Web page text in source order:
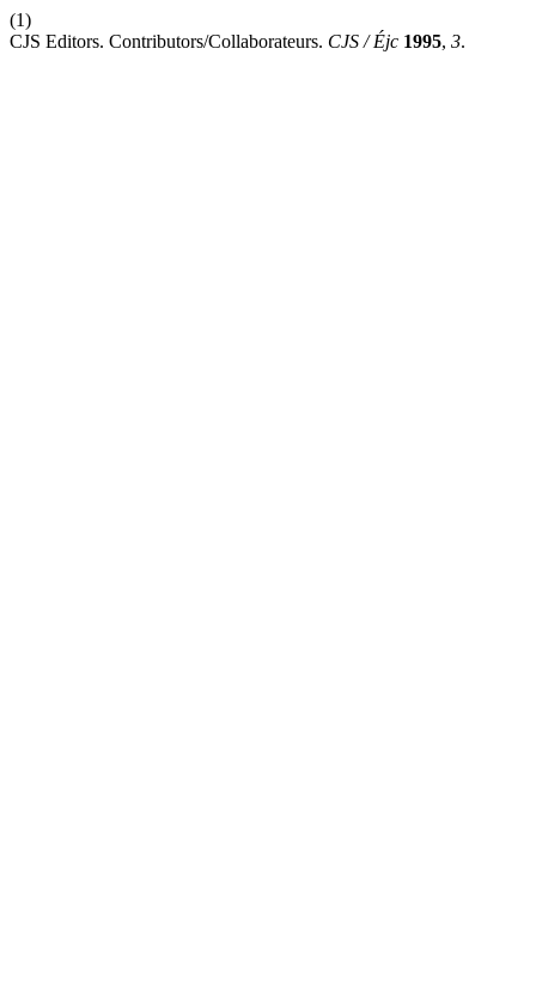
(1)
CJS Editors. Contributors/Collaborateurs. CJS / Éjc 1995, 3.